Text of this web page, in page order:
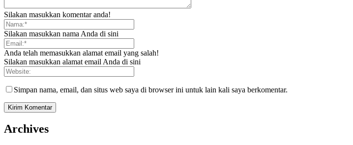
Silakan masukkan komentar anda!
Silakan masukkan nama Anda di sini
Anda telah memasukkan alamat email yang salah!
Silakan masukkan alamat email Anda di sini
Simpan nama, email, dan situs web saya di browser ini untuk lain kali saya berkomentar.
Archives